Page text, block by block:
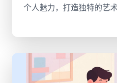
个人魅力，打造独特的艺术